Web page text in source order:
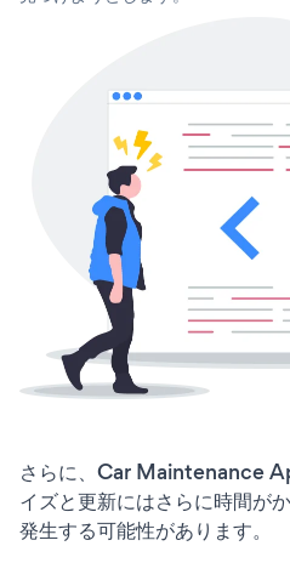
さらに、Car Maintenance
イズと更新にはさらに時間が
発生する可能性があります。